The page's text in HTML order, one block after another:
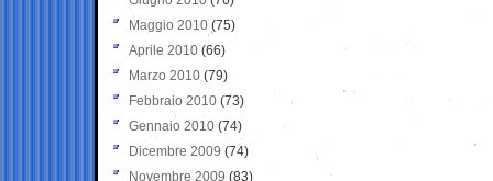
Maggio 2010 (75)
Aprile 2010 (66)
Marzo 2010 (79)
Febbraio 2010 (73)
Gennaio 2010 (74)
Dicembre 2009 (74)
Novembre 2009 (83)